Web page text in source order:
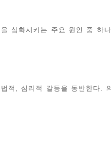
심화시키는 주요 원인 중 하
적, 심리적 갈등을 동반한다.